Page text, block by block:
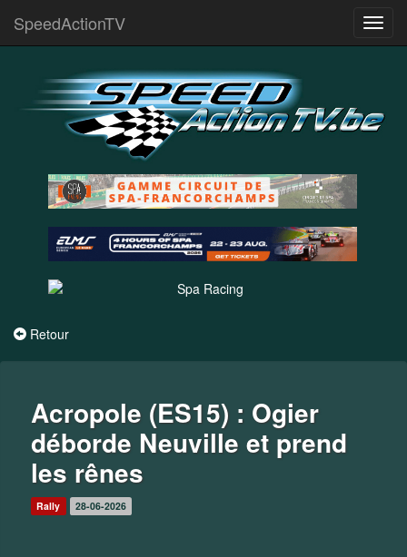
SpeedActionTV
Retour
Acropole (ES15) : Ogier
déborde Neuville et prend
les rênes
Rally 28-06-2026